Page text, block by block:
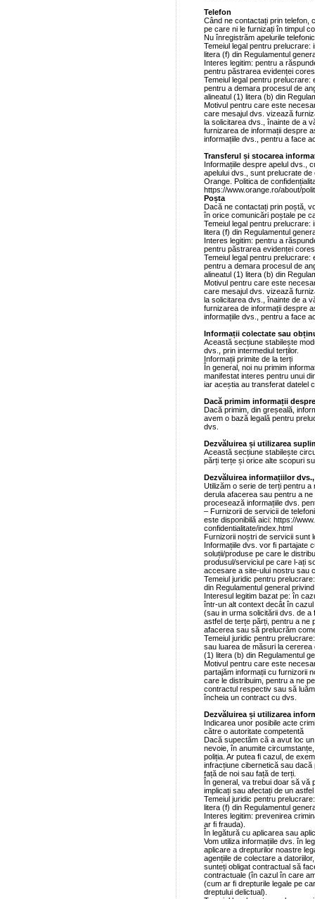
Telefon
Când ne contactați prin telefon,
pe care ni le furnizați în timpul
Nu înregistrăm apelurile
Temeiul legal pentru prelucrare:
litera (f) din Regulamentul
Interes legitim: pentru a
pentru păstrarea evidenței
Temeiul legal pentru
pentru a demara procesul de
alineatul (1) litera (b) din
Motivul pentru care este
care mesajul dvs. vizează
la solicitarea dvs., înainte de a
furnizarea de informații despre
informațiile dvs., pentru a face
Transferul și stocarea
Informațiile despre apelul dvs.,
apelului dvs., sunt prelucrate
Orange. Politica de
https://www.orange.ro/about/
Poșta
Dacă ne contactați prin poștă,
în orice comunicări poștale pe
Temeiul legal pentru prelucrare:
litera (f) din Regulamentul
Interes legitim: pentru a
pentru păstrarea evidenței
Temeiul legal pentru
pentru a demara procesul de
alineatul (1) litera (b) din
Motivul pentru care este
care mesajul dvs. vizează
la solicitarea dvs., înainte de a
furnizarea de informații despre
informațiile dvs., pentru a face
Informații colectate sau
Această secțiune stabilește
dvs., prin intermediul terților.
Informații primite de la terți
În general, noi nu primim
manifestat interes pentru unui
iar aceștia au transferat datelel
Dacă primim informații
Dacă primim, din greșeală,
avem o bază legală pentru
dvs.
Dezvăluirea și utilizarea
Această secțiune stabilește
părți terțe și orice alte scopuri
Dezvăluirea informațiilor
Utilizăm o serie de terți pentru
derula afacerea sau pentru a
procesează informațiile dvs.
– Furnizorii de servicii de
este disponibilă aici: https://
confidentialitate/index.html
Furnizorii noștri de servicii sunt
Informațiile dvs. vor fi partajate
soluții/produse pe care le
produsul/serviciul pe care l-ați
accesare a site-ului nostru sau
Temeiul juridic pentru
din Regulamentul general
Interesul legitim bazat pe: în
într-un alt context decât în
(sau in urma solicitării dvs. de
astfel de terțe părți, pentru a ne
afacerea sau să prelucrăm
Temeiul juridic pentru
sau luarea de măsuri la
(1) litera (b) din Regulamentul
Motivul pentru care este
partajăm informații cu furnizorii
care le distribuim, pentru a ne
contractul respectiv sau să
încheia un contract cu dvs.
Dezvăluirea și utilizarea
Indicarea unor posibile acte
către o autoritate competentă
Dacă supectăm că a avut loc
nevoie, în anumite
poliția. Ar putea fi cazul, de
infracțiune cibernetică sau dacă
față de noi sau față de terți.
În general, va trebui doar să vă
implicați sau afectați de un
Temeiul juridic pentru
litera (f) din Regulamentul
Interes legitim: prevenirea
ar fi frauda).
În legătură cu aplicarea sau
Vom utiliza informațiile dvs. în
aplicare a drepturilor noastre
agențiile de colectare a
sunteți obligat contractual să
contractuale (în cazul în care
(cum ar fi drepturile legale pe
dreptului delictual).